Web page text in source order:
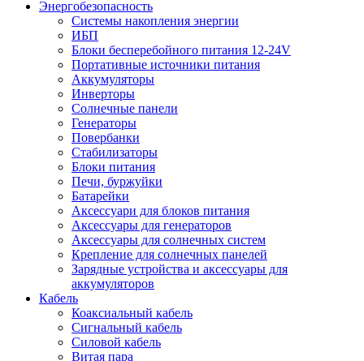
Энергобезопасность
Системы накопления энергии
ИБП
Блоки бесперебойного питания 12-24V
Портативные источники питания
Аккумуляторы
Инверторы
Солнечные панели
Генераторы
Повербанки
Стабилизаторы
Блоки питания
Печи, буржуйки
Батарейки
Аксессуари для блоков питания
Аксессуары для генераторов
Аксессуары для солнечных систем
Крепление для солнечных панелей
Зарядные устройства и аксессуары для
аккумуляторов
Кабель
Коаксиальный кабель
Сигнальный кабель
Силовой кабель
Витая пара